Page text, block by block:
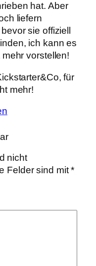
hat. Aber
liefern
sie offiziell
ich kann es
mehr vorstellen!
für
mehr!
nicht
Felder sind mit*